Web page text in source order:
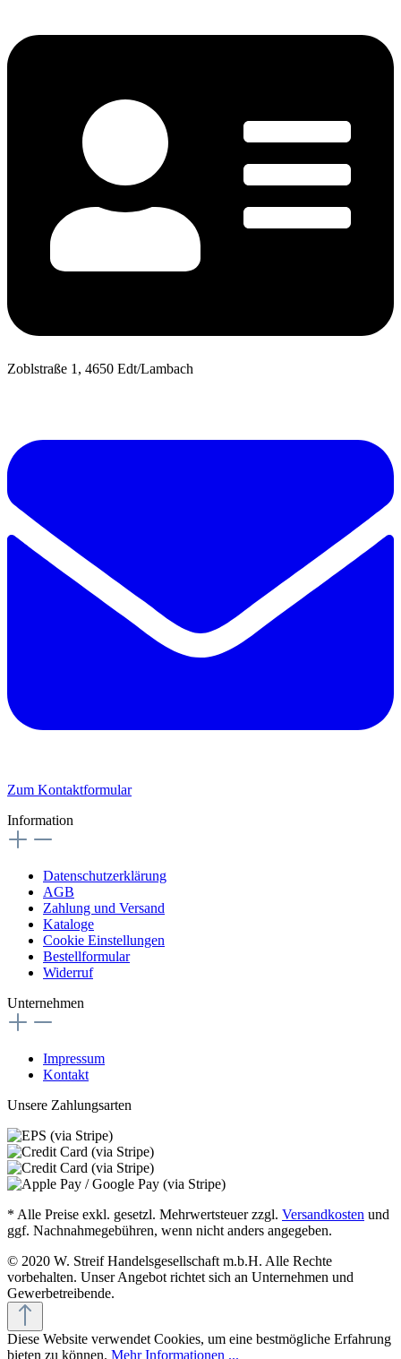
Zoblstraße 1, 4650 Edt/Lambach
Zum Kontaktformular
Information
Datenschutzerklärung
AGB
Zahlung und Versand
Kataloge
Cookie Einstellungen
Bestellformular
Widerruf
Unternehmen
Impressum
Kontakt
Unsere Zahlungsarten
* Alle Preise exkl. gesetzl. Mehrwertsteuer zzgl. Versandkosten und
ggf. Nachnahmegebühren, wenn nicht anders angegeben.
© 2020 W. Streif Handelsgesellschaft m.b.H. Alle Rechte
vorbehalten. Unser Angebot richtet sich an Unternehmen und
Gewerbetreibende.
Diese Website verwendet Cookies, um eine bestmögliche Erfahrung
bieten zu können. Mehr Informationen ...